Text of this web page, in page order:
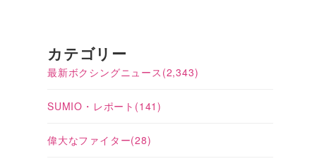
カテゴリー
最新ボクシングニュース (2,343)
SUMIO・レポート (141)
偉大なファイター(28)